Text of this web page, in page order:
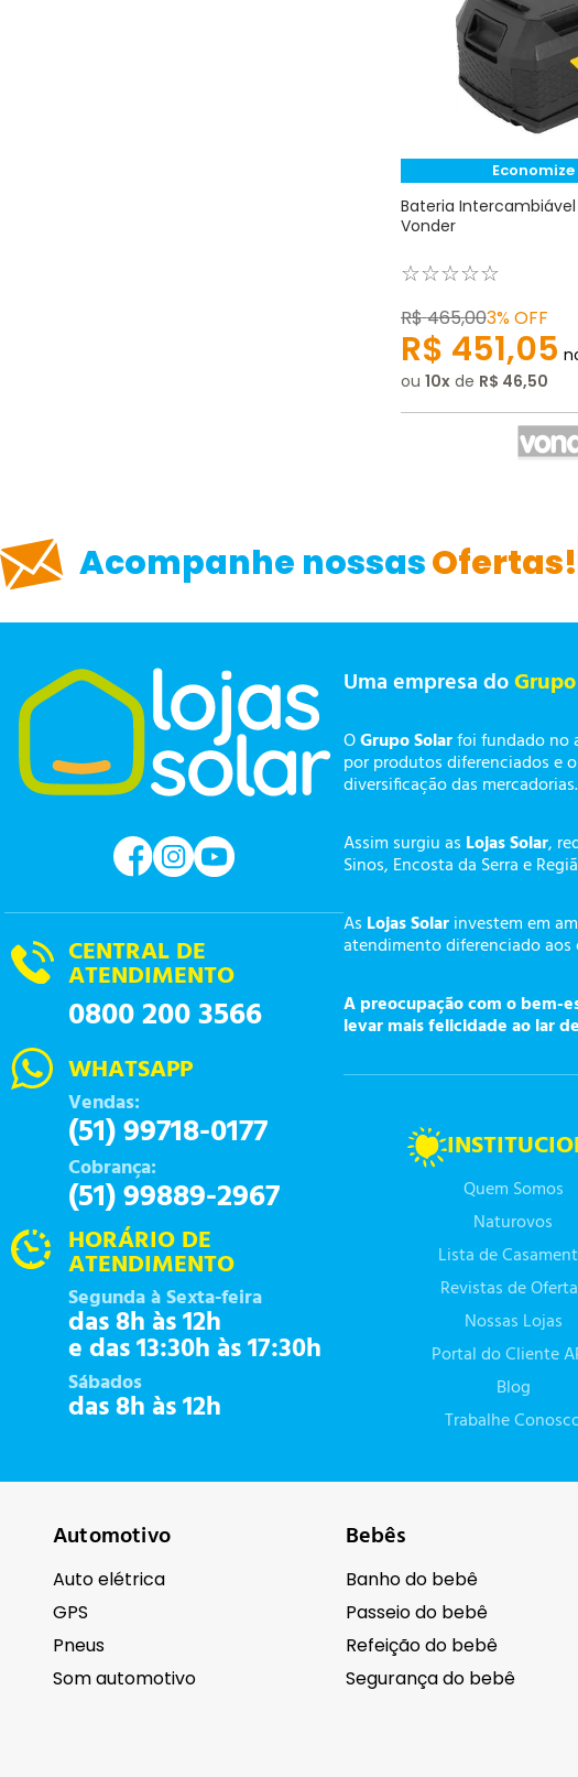
Economize
Bateria Intercambiável
Vonder
☆☆☆☆☆
R$465,003%OFF
R$ 451,05
ou 10 de R$ 46,50
Acompanhe nossasOfertas!
CENTRAL DE
ATENDIMENTO
0800 200 3566
WHATSAPP
Vendas:
(51) 99718-0177
Cobrança:
(51) 99889-2967
HORÁRIO DE
ATENDIMENTO
Segunda à Sexta-feira
das 8h às 12h
e das 13:30h às 17:30h
Sábados
das 8h às 12h
Uma empresa do
OGrupo Solarfoi fundado no
por produtos diferenciados e
diversificação das mercadorias.
Assim surgiu as Lojas Solar,
Sinos, Encosta da Serra e
As Lojas Solarinvestem em
atendimento diferenciado
A preocupação com o bem-
levar mais felicidade ao lar
Quem Somos
Naturovos
Lista de
Revistas de
Nossas Lojas
Portal do Cliente
Blog
Trabalhe
Automotivo
Auto elétrica
GPS
Pneus
Som automotivo
Bebês
Banho do bebê
Passeio do bebê
Refeição do bebê
Segurança do bebê